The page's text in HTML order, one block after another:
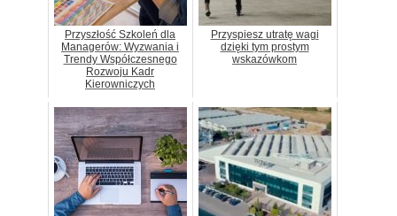
Przyszłość Szkoleń dla
Managerów: Wyzwania i
Trendy Współczesnego
Rozwoju Kadr
Kierowniczych
Przyspiesz utratę wagi
dzięki tym prostym
wskazówkom